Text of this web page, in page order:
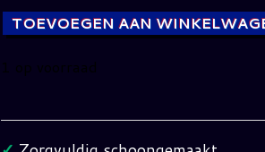
TOEVOEGEN AAN
1 op voorraad
G.I.
Joe